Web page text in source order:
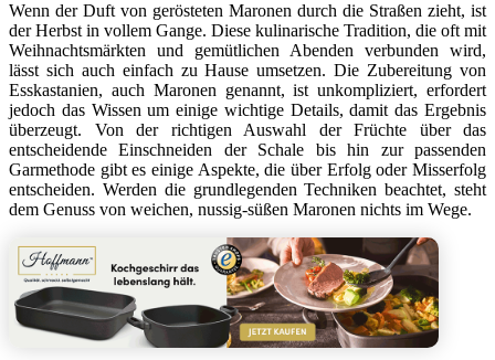
Wenn der Duft von gerösteten Maronen durch die Straßen zieht, ist
der Herbst in vollem Gange. Diese kulinarische Tradition, die oft mit
Weihnachtsmärkten und gemütlichen Abenden verbunden wird,
lässt sich auch einfach zu Hause umsetzen. Die Zubereitung von
Esskastanien, auch Maronen genannt, ist unkompliziert, erfordert
jedoch das Wissen um einige wichtige Details, damit das Ergebnis
überzeugt. Von der richtigen Auswahl der Früchte über das
entscheidende Einschneiden der Schale bis hin zur passenden
Garmethode gibt es einige Aspekte, die über Erfolg oder Misserfolg
entscheiden. Werden die grundlegenden Techniken beachtet, steht
dem Genuss von weichen, nussig-süßen Maronen nichts im Wege.